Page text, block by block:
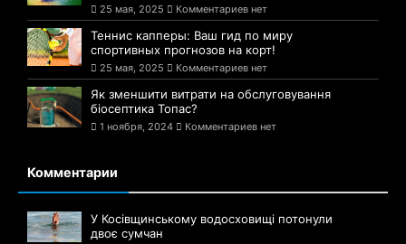
25 мая, 2025 Комментариев нет
Теннис капперы: Ваш гид по миру
спортивных прогнозов на корт!
25 мая, 2025 Комментариев нет
Як зменшити витрати на обслуговування
біосептика Топас?
1 ноября, 2024 Комментариев нет
Комментарии
У Косівщинському водосховищі потонули
двоє сумчан